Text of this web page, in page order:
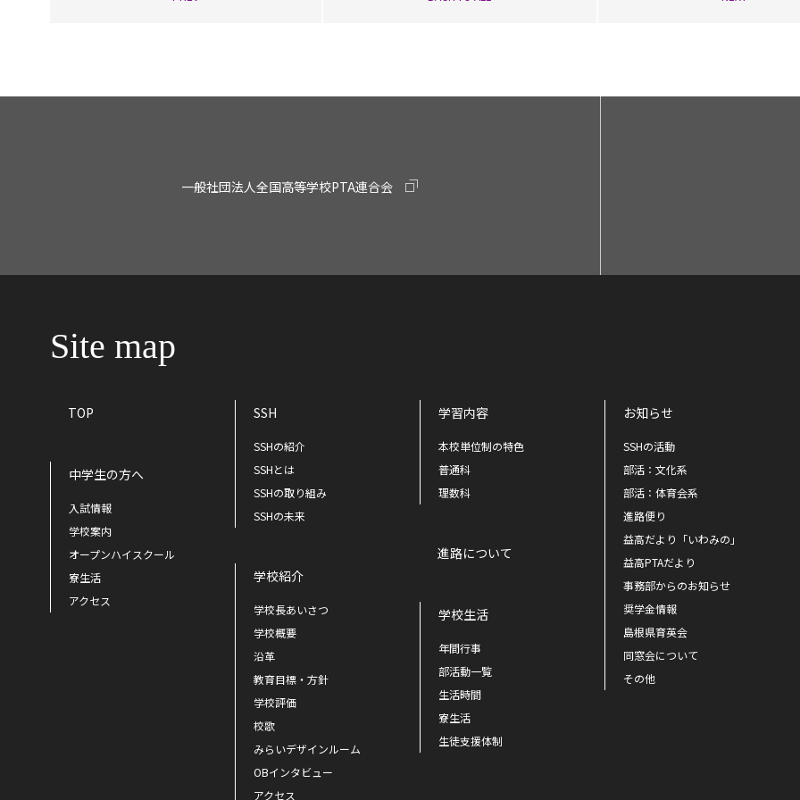
一般社団法人全国高等学校PTA連合会
Site map
TOP
中学生の方へ
入試情報
学校案内
オープンハイスクール
寮生活
アクセス
SSH
SSHの紹介
SSHとは
SSHの取り組み
SSHの未来
学校紹介
学校長あいさつ
学校概要
沿革
教育目標・方針
学校評価
校歌
みらいデザインルーム
OBインタビュー
アクセス
学習内容
本校単位制の特色
普通科
理数科
進路について
学校生活
年間行事
部活動一覧
生活時間
寮生活
生徒支援体制
お知らせ
SSHの活動
部活：文化系
部活：体育会系
進路便り
益高だより「いわみの」
益高PTAだより
事務部からのお知らせ
奨学金情報
島根県育英会
同窓会について
その他